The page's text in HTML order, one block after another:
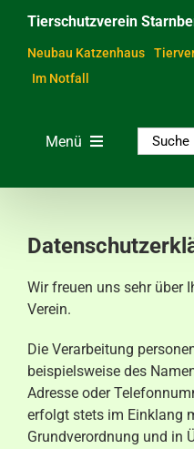
Inhalt
springen
Tierschutzverein
Neubau Katzenhaus
Im Notfall
Menü
Helfen & Spenden
Der Verein
Ratgeber & Service
Aktuelles
Suche
nach:
Wir freuen uns sehr über
Verein.
Die Verarbeitung
beispielsweise des
Adresse oder
erfolgt stets im Einklang
Grundverordnung und in